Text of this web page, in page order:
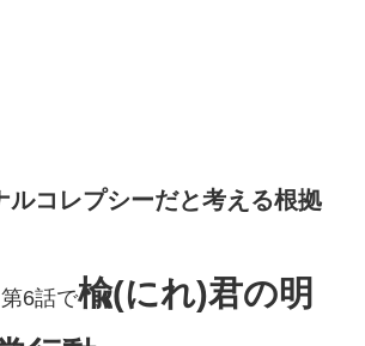
ルコレプシーだと考える根拠
6話で楡(にれ)君の明